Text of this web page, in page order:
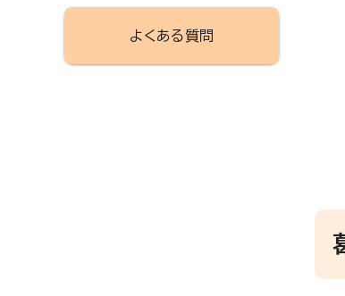
よくある質問